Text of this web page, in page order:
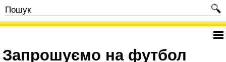
Запрошуємо на футбол